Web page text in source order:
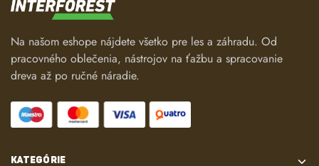
Na našom eshope nájdete všetko pre les a záhradu. Od
pracovného oblečenia, nástrojov na ťažbu a spracovanie
dreva až po ručné náradie.
KATEGÓRIE